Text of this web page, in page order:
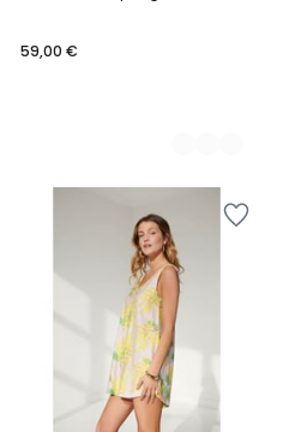
59,00 €